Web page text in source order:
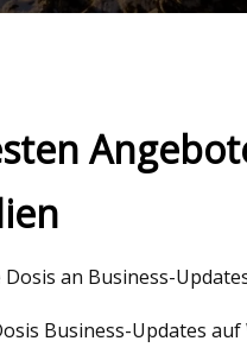
an Business-
Business-Updates auf